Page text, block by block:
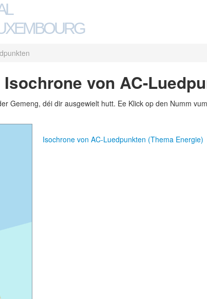
von AC-
Gemeng, déi dir ausgewielt hutt. Ee Klick op den Numm
Isochrone von AC-Luedpunkten (Thema Energie)